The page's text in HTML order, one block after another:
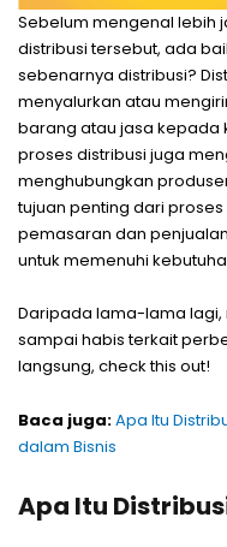
Sebelum mengenal lebih
distribusi tersebut, ada
sebenarnya distribusi?
menyalurkan atau
barang atau jasa kepada
proses distribusi juga
menghubungkan
tujuan penting dari
pemasaran dan
untuk memenuhi
Daripada lama-lama lagi,
sampai habis terkait
langsung, check this out!
Baca juga:Apa Itu
dalam Bisnis
Apa Itu